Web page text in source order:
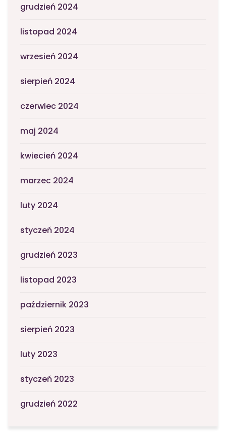
grudzień 2024
listopad 2024
wrzesień 2024
sierpień 2024
czerwiec 2024
maj 2024
kwiecień 2024
marzec 2024
luty 2024
styczeń 2024
grudzień 2023
listopad 2023
październik 2023
sierpień 2023
luty 2023
styczeń 2023
grudzień 2022